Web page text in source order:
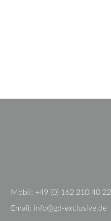
Mobil: +49 (0) 162 210 40 22
Email: info@gd-exclusive.de